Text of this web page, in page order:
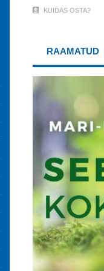
Menu
(logged
out)
KUIDAS OSTA?
RAAMATUD